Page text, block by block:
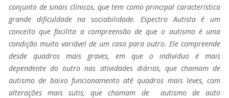
conjunto de sinais clínicos, que tem como principal característica
grande dificuldade na sociabilidade. Espectro Autista é um
conceito que facilita a compreensão de que o autismo é uma
condição muito variável de um caso para outro. Ele compreende
desde quadros mais graves, em que o indivíduo é mais
dependente do outro nas atividades diárias, que chamam de
autismo de baixo funcionamento até quadros mais leves, com
alterações mais sutis, que chamam de autismo de auto